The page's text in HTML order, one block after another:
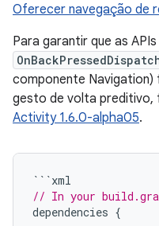
Oferecer navegação de
Para garantir que as APIs
componente
gesto de volta preditivo,
Activity 1.6.0-alpha05.
```xml
// In your
dependencies {